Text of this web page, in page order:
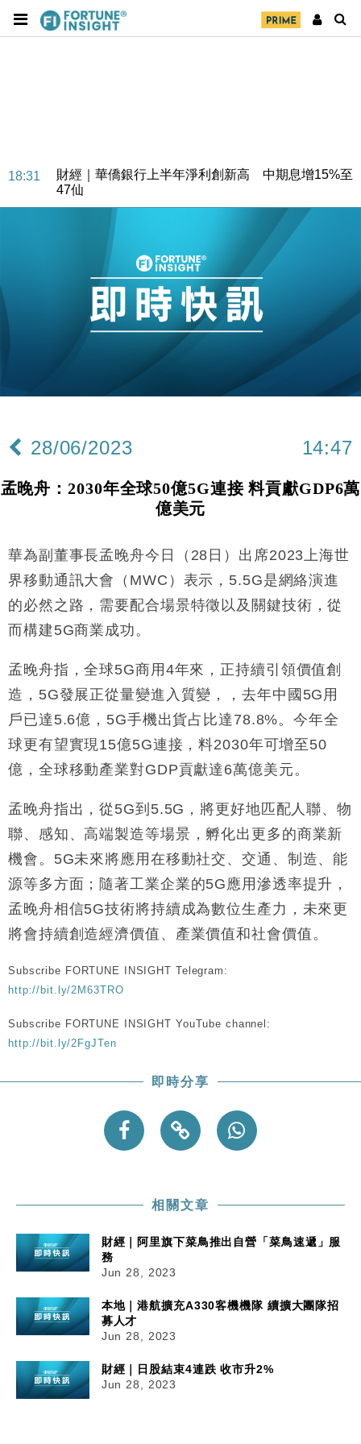
18:31
財經｜華僑銀行上半年淨利創新高 中期息增15%至
47仙
財經｜滙豐上調香港今年GDP預測至4.5% 看好貿易
及消費表現
本地｜假冒內地執法人員要求交「保證金」 43歲女子
損失近6900萬元
財經｜日經失守6.5萬點後回穩 全周仍升近2%
15:47
財經｜恒隆10月換帥 玩具「反」斗城亞洲CEO蔡德
財經｜韓股反覆波動收跌 連挫7周創逾3年最長跌勢
12:44
財經｜日本春季三度入市撐日圓 4月單日斥6.28萬億
11:12
國際｜特朗普料美伊戰事快結束 承認部分彈藥庫存緊
司
18:31
財經｜華僑銀行上半年淨利創新高 中期息增15%至
及消費表現
16:47
損失近6900萬元
16:05
財經｜日經失守6.5萬點後回穩 全周仍升近2%
15:47
財經｜恒隆10月換帥 玩具「反」斗城亞洲CEO蔡德
粦接任
15:11
財經｜韓股反覆波動收跌 連挫7周創逾3年最長跌勢
財經｜內地7月美元計價出口增近24%勝預期 貿易順
差達1125億美元
12:44
財經｜日本春季三度入市撐日圓 4月單日斥6.28萬億
日圓干預創新高
11:12
國際｜特朗普料美伊戰事快結束 承認部分彈藥庫存緊
張
15:59
財經｜SA售股自救後再出手 斥4億美元押注未上市公
28/06/2023 14:47
孟晚舟：2030年全球50億5G連接 料貢獻GDP6萬
億美元
華為副董事長孟晚舟今日（28日）出席2023上海世
界移動通訊大會（MWC）表示，5.5G是網絡演進
的必然之路，需要配合場景特徵以及關鍵技術，從
而構建5G商業成功。
孟晚舟指，全球5G商用4年來，正持續引領價值創
造，5G發展正從量變進入質變，，去年中國5G用
戶已達5.6億，5G手機出貨占比達78.8%。今年全
球更有望實現15億5G連接，料2030年可增至50
億，全球移動產業對GDP貢獻達6萬億美元。
孟晚舟指出，從5G到5.5G，將更好地匹配人聯、物
聯、感知、高端製造等場景，孵化出更多的商業新
機會。5G未來將應用在移動社交、交通、制造、能
源等多方面；隨著工業企業的5G應用滲透率提升，
孟晚舟相信5G技術將持續成為數位生產力，未來更
將會持續創造經濟價值、產業價值和社會價值。
Subscribe FORTUNE INSIGHT Telegram:
http://bit.ly/2M63TRO
Subscribe FORTUNE INSIGHT YouTube channel:
http://bit.ly/2FgJTen
即時分享
相關文章
財經｜阿里旗下菜鳥推出自營「菜鳥速遞」服
務
Jun 28, 2023
本地｜港航擴充A330客機機隊 續擴大團隊招
募人才
Jun 28, 2023
財經｜日股結束4連跌 收市升2%
Jun 28, 2023